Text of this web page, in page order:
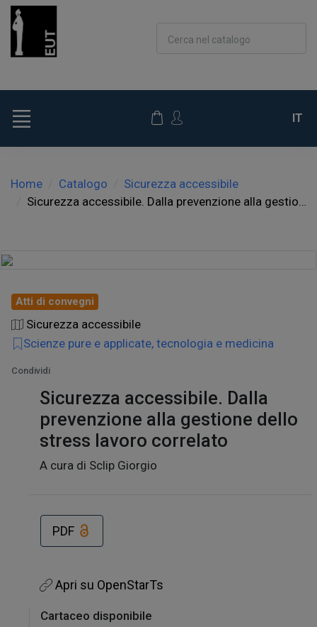
Cerca nel catalogo
IT
Home Catalogo
Sicurezza accessibile
Sicurezza accessibile. Dalla prevenzione alla gestione dello stress lavoro correlato
Atti di convegni
Sicurezza accessibile
Scienze pure e applicate, tecnologia e medicina
Condividi
Sicurezza accessibile. Dalla
prevenzione alla gestione dello
stress lavoro correlato
A cura di Sclip Giorgio
PDF
Apri su OpenStarTs
Cartaceo disponibile